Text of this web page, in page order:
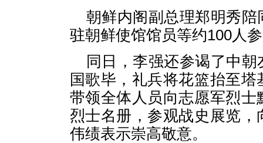
朝鲜内阁副总理郑明秀
驻朝鲜使馆馆员等约100人
同日，李强还参谒了中
国歌毕，礼兵将花篮抬至
带领全体人员向志愿军烈
烈士名册，参观战史展览
伟绩表示崇高敬意。